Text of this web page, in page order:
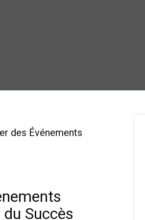
des Événements
Succès